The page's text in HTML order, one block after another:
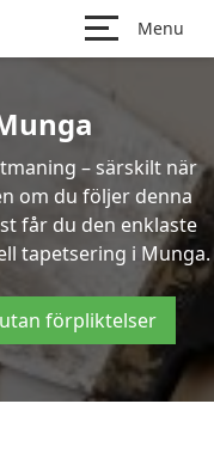
Menu
– särskilt när
om du följer denna
får du den enklaste
tapetsering i Munga.
förpliktelser